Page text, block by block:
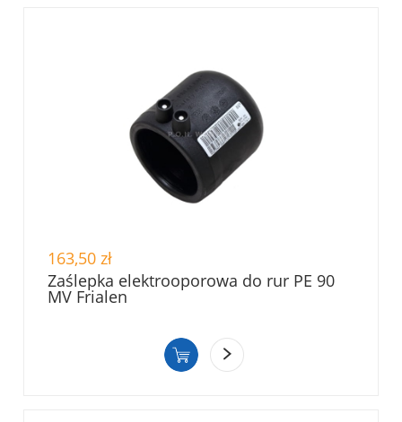
163,50 zł
Zaślepka elektrooporowa do rur PE 90
MV Frialen